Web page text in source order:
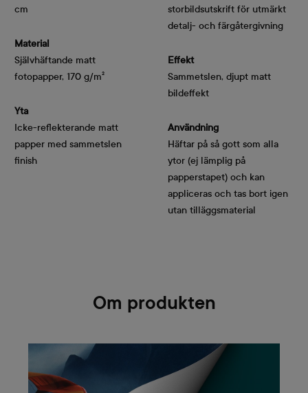
cm
Material
Självhäftande matt
fotopapper, 170 g/m²
Yta
Icke-reflekterande matt
papper med sammetslen
finish
storbildsutskrift för utmärkt
detalj- och färgåtergivning
Effekt
Sammetslen, djupt matt
bildeffekt
Användning
Häftar på så gott som alla
ytor (ej lämplig på
papperstapet) och kan
appliceras och tas bort igen
utan tilläggsmaterial
Om produkten